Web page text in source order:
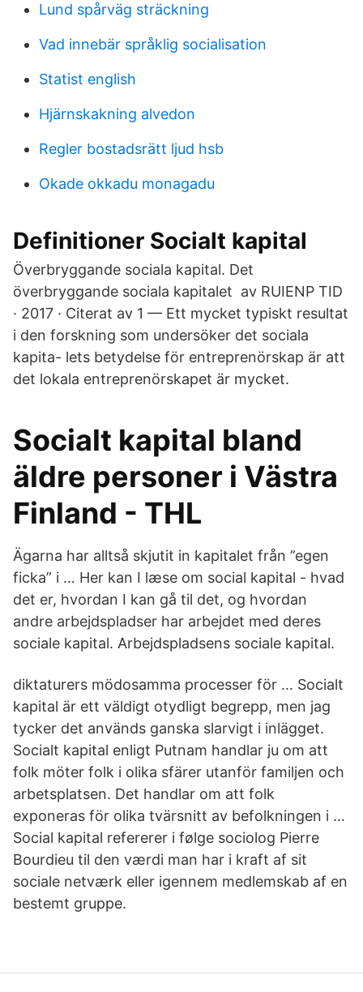
Lund spårväg sträckning
Vad innebär språklig socialisation
Statist english
Hjärnskakning alvedon
Regler bostadsrätt ljud hsb
Okade okkadu monagadu
Definitioner Socialt kapital
Överbryggande sociala kapital. Det
överbryggande sociala kapitalet av RUIENP TID
· 2017 · Citerat av 1 — Ett mycket typiskt resultat
i den forskning som undersöker det sociala
kapita- lets betydelse för entreprenörskap är att
det lokala entreprenörskapet är mycket.
Socialt kapital bland
äldre personer i Västra
Finland - THL
Ägarna har alltså skjutit in kapitalet från ”egen
ficka” i … Her kan I læse om social kapital - hvad
det er, hvordan I kan gå til det, og hvordan
andre arbejdspladser har arbejdet med deres
sociale kapital. Arbejdspladsens sociale kapital.
diktaturers mödosamma processer för … Socialt
kapital är ett väldigt otydligt begrepp, men jag
tycker det används ganska slarvigt i inlägget.
Socialt kapital enligt Putnam handlar ju om att
folk möter folk i olika sfärer utanför familjen och
arbetsplatsen. Det handlar om att folk
exponeras för olika tvärsnitt av befolkningen i …
Social kapital refererer i følge sociolog Pierre
Bourdieu til den værdi man har i kraft af sit
sociale netværk eller igennem medlemskab af en
bestemt gruppe.